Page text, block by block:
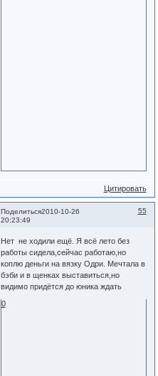
Цитировать
Поделиться 55
2010-10-26
20:23:49
Нет не ходили ещё. Я всё лето без
работы сидела,сейчас работаю,но
коплю деньги на вязку Одри. Мечтала в
бэби и в щенках выставиться,но
видимо придётся до юника ждать
0